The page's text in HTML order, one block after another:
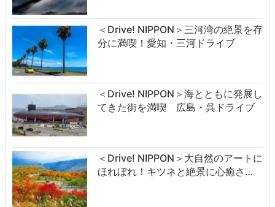
＜Drive! NIPPON＞三河湾の絶景を存
分に満喫！愛知・三河ドライブ
＜Drive! NIPPON＞海とともに発展し
てきた街を満喫 広島・呉ドライブ
＜Drive! NIPPON＞大自然のアートに
ほれぼれ！キツネと絶景に心癒さ…